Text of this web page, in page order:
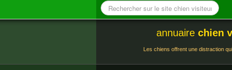
annuaire chien
Les chiens offrent une distraction